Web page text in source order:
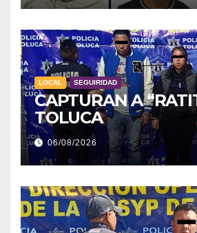
LOCAL SEGUIRIDAD
CAPTURAN A
TOLUCA
06/08/2026